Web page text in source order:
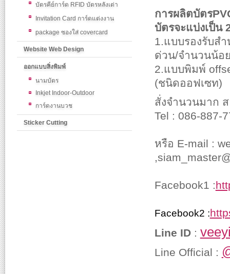
บัตรคีย์การ์ด RFID บัตรหลังเต่า
Invitation Card การ์ดแต่งงาน
package ซองใส่ covercard
Website Web Design
ออกแบบสิ่งพิมพ์
นามบัตร
Inkjet Indoor-Outdoor
การ์ดงานบวช
Sticker Cutting
การผลิตบัตร
บัตรจะแบ่งเป็น
1.แบบรองรับส
ด่วน/จำนวนน้อ
2.แบบพิมพ์
(ชนิดออฟเซท)
สั่งจำนวนมาก
Tel : 086-887-
หรือ E-mail :
Facebook1 :
Facebook2 :
Line ID:
Line Official :